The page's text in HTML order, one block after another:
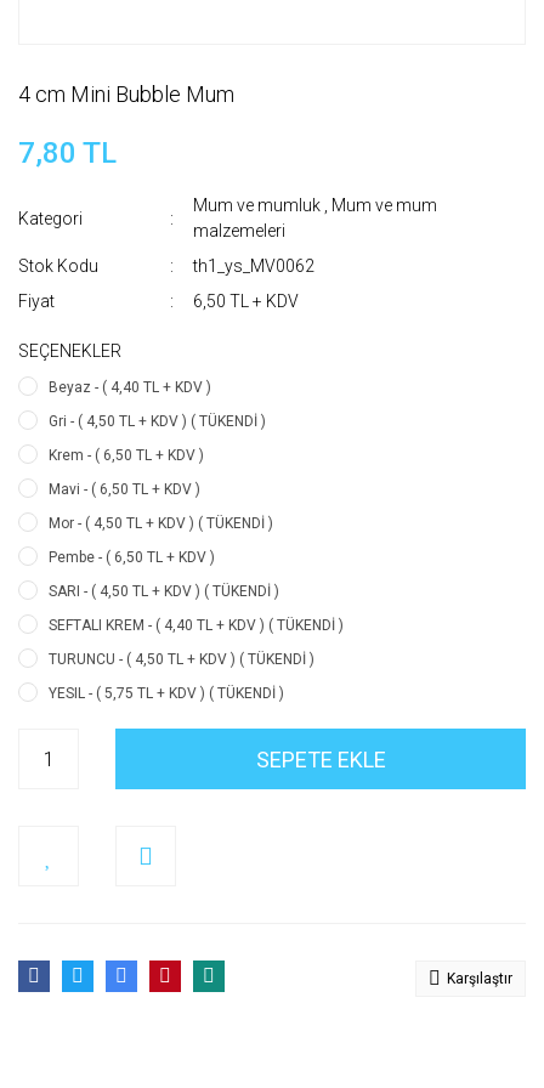
4 cm Mini Bubble Mum
7,80 TL
Kategori
Mum ve mumluk
Mum ve mum
malzemeleri
Stok Kodu
th1_ys_MV0062
Fiyat
6,50 TL + KDV
SEÇENEKLER
Beyaz - ( 4,40 TL + KDV )
Gri - ( 4,50 TL + KDV ) ( TÜKENDİ )
Krem - ( 6,50 TL + KDV )
Mavi - ( 6,50 TL + KDV )
Mor - ( 4,50 TL + KDV ) ( TÜKENDİ )
Pembe - ( 6,50 TL + KDV )
SARI - ( 4,50 TL + KDV ) ( TÜKENDİ )
SEFTALI KREM - ( 4,40 TL + KDV ) ( TÜKENDİ )
TURUNCU - ( 4,50 TL + KDV ) ( TÜKENDİ )
YESIL - ( 5,75 TL + KDV ) ( TÜKENDİ )
SEPETE EKLE
Karşılaştır